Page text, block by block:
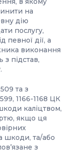
на
дію
послугу,
певної дії, а
виконання
з підстав,
та з
1166-1168 ЦК
каліцтвом,
якщо ця
шкоди, та/або
з